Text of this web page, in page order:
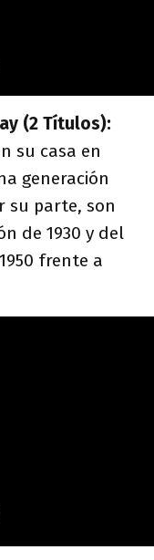
(2 Títulos):
su casa en
generación
su parte, son
de 1930 y del
frente a